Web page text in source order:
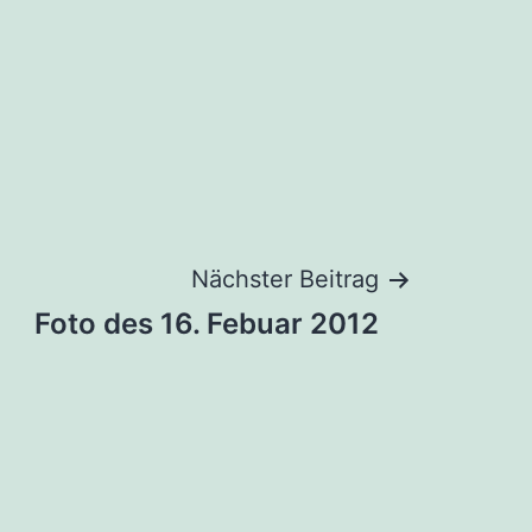
Nächster Beitrag
Foto des 16. Febuar 2012